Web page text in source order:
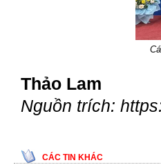
Thảo Lam
Nguồn trích:
CÁC TIN KHÁC